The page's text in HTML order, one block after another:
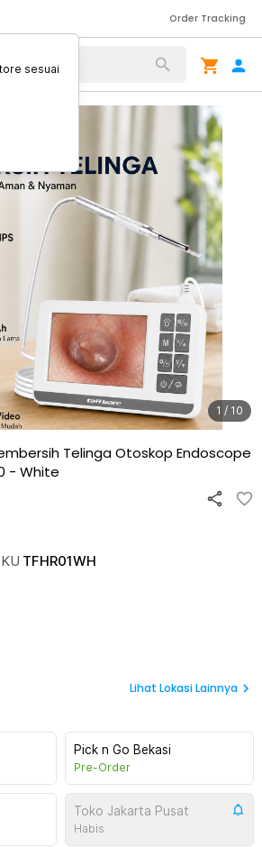
Order Tracking
1 / 10
Telinga Otoskop Endoscope
- White
TFHR01WH
Lihat Lokasi Lainnya
Pick n Go Bekasi
Pre-Order
Toko Jakarta Pusat
Habis
sesuai